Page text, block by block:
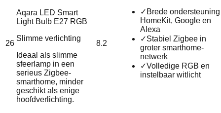
26
Aqara LED Smart
Light Bulb E27 RGB
Slimme verlichting
Ideaal als slimme
sfeerlamp in een
serieus Zigbee-
smarthome, minder
geschikt als enige
hoofdverlichting.
8.2
✓ Brede ondersteuning
HomeKit, Google en
Alexa
✓Stabiel Zigbee in
groter smarthome-
netwerk
✓Volledige RGB en
instelbaar witlicht